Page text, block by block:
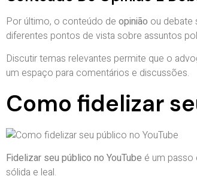
Por último, o conteúdo de opinião ou debate
diferentes pontos de vista sobre assuntos
Discutir temas relevantes permite que o
um espaço para comentários e discussões.
Como fidelizar
Fidelizar seu público no YouTube é um passo
sólida e leal.